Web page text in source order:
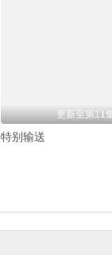
更新至第11
特别输送